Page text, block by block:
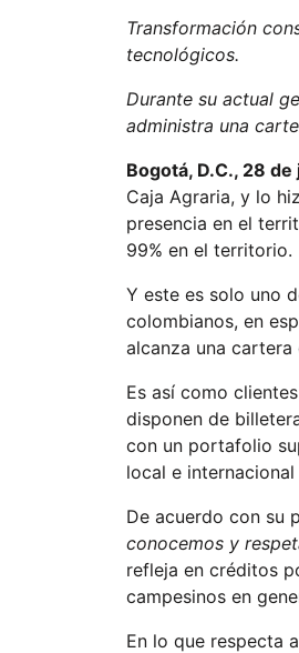
Transformación
tecnológicos.
Durante su actual
administra una
Bogotá, D.C., 28
Caja Agraria, y lo
presencia en el
99% en el territorio.
Y este es solo uno
colombianos, en
alcanza una
Es así como
disponen de
con un portafolio
local e
De acuerdo con su
conocemos y
refleja en créditos
campesinos en
En lo que respecta